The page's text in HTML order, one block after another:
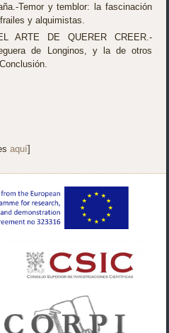
Temor y temblor: la fascinación
y alquimistas.
ARTE DE QUERER CREER.-
de Longinos, y la de otros
aquí]